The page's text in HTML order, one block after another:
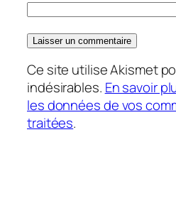
Ce site utilise Akismet
indésirables. En savoir
les données de vos
traitées.